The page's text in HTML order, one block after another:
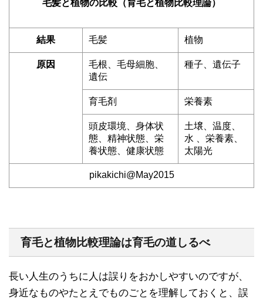
毛髪と植物の比較（育毛と植物比較理論）
結果 毛髪 植物
原因
毛根、毛母細胞、
遺伝
種子、遺伝子
育毛剤 栄養素
頭皮環境、身体状
態、精神状態、栄
養状態、健康状態
土壌、温度、
水 、栄養素、
太陽光
pikakichi@May2015
育毛と植物比較理論は育毛の道しるべ
長い人生のうちに人は誤りをおかしやすいのですが、
身近なものやたとえでものごとを理解しておくと、誤